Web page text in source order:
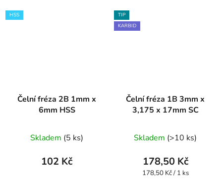
HSS
Čelní fréza 2B 1mm x
6mm HSS
Skladem (5 ks)
102 Kč
TIP
KARBID
Čelní fréza 1B 3mm x
3,175 x 17mm SC
Skladem (>10 ks)
178,50 Kč
Měrná
178,50 Kč / 1 ks